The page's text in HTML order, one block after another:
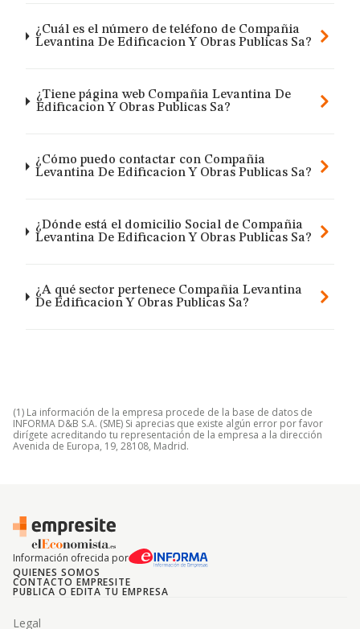
¿Cuál es el número de teléfono de Compañia
Levantina De Edificacion Y Obras Publicas Sa?
¿Tiene página web Compañia Levantina De
Edificacion Y Obras Publicas Sa?
¿Cómo puedo contactar con Compañia
Levantina De Edificacion Y Obras Publicas Sa?
¿Dónde está el domicilio Social de Compañia
Levantina De Edificacion Y Obras Publicas Sa?
¿A qué sector pertenece Compañia Levantina
De Edificacion Y Obras Publicas Sa?
(1) La información de la empresa procede de la base de datos de
INFORMA D&B S.A. (SME) Si aprecias que existe algún error por favor
dirígete acreditando tu representación de la empresa a la dirección
Avenida de Europa, 19, 28108, Madrid.
Información ofrecida por
QUIENES SOMOS
CONTACTO EMPRESITE
PUBLICA O EDITA TU EMPRESA
Legal